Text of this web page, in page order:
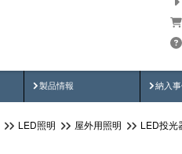
製品情報
製品動画 納入
納
LED照明 屋外用照明 LED投光